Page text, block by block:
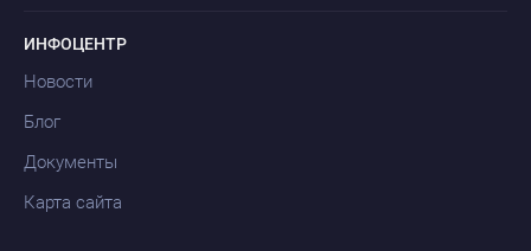
ИНФОЦЕНТР
Новости
Блог
Документы
Карта сайта